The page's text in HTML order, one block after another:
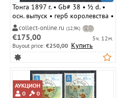
Тонга 1897 г. • Gb# 38 • ½ d. •
осн. выпуск • герб королевства •
MLH OG XF ( кат.- £ 8 )
collect-online.ru (12,9K)
€175,00
5ч. 12м.
Buyout price: €250,00 Купить
АУКЦИОН
0
0